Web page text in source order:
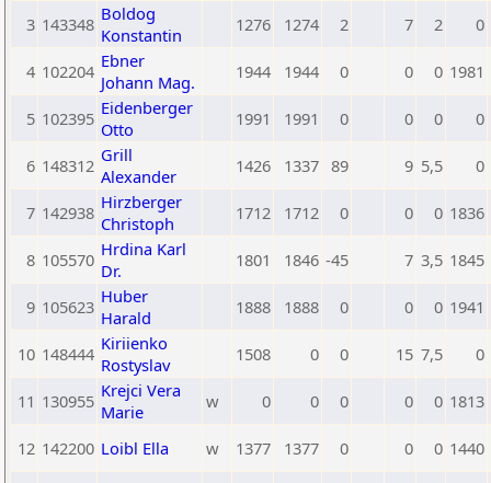
3 143348 Boldog
Konstantin
1276 1274 2 7 2 0
4 102204 Ebner
Johann Mag.
1944 1944 0 0 0 1981
5 102395 Eidenberger
Otto
1991 1991 0 0 0 0
6 148312 Grill
Alexander
1426 1337 89 9 5,5 0
7 142938 Hirzberger
Christoph
1712 1712 0 0 0 1836
8 105570 Hrdina Karl
Dr.
1801 1846 -45 7 3,5 1845
9 105623 Huber
Harald
1888 1888 0 0 0 1941
10 148444 Kiriienko
Rostyslav
1508 0 0 15 7,5 0
11 130955 Krejci Vera
Marie
w 0 0 0 0 0 1813
12 142200 Loibl Ella w 1377 1377 0 0 0 1440